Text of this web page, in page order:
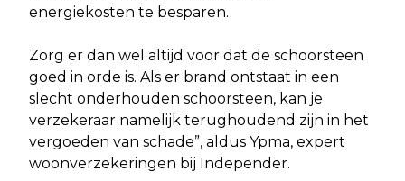
energiekosten te besparen.
Zorg er dan wel altijd voor dat de schoorsteen
goed in orde is. Als er brand ontstaat in een
slecht onderhouden schoorsteen, kan je
verzekeraar namelijk terughoudend zijn in het
vergoeden van schade”, aldus Ypma, expert
woonverzekeringen bij Independer.